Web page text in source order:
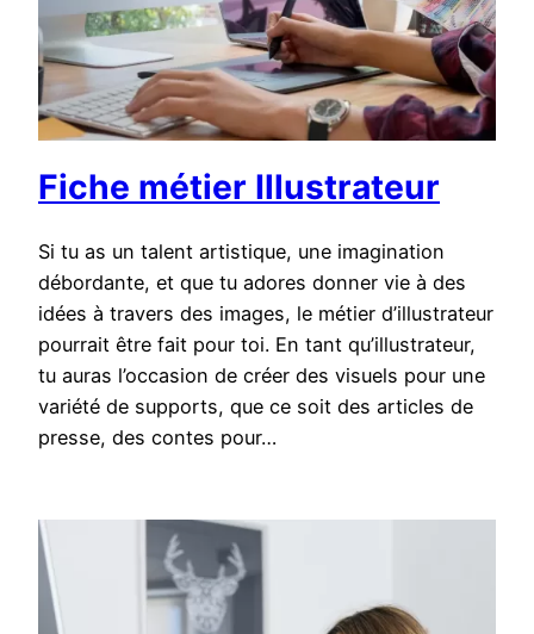
Fiche métier Illustrateur
Si tu as un talent artistique, une imagination
débordante, et que tu adores donner vie à des
idées à travers des images, le métier d’illustrateur
pourrait être fait pour toi. En tant qu’illustrateur,
tu auras l’occasion de créer des visuels pour une
variété de supports, que ce soit des articles de
presse, des contes pour…